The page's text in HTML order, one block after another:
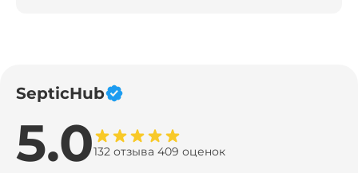
SepticHub
5.0132 отзыва 409 оценок